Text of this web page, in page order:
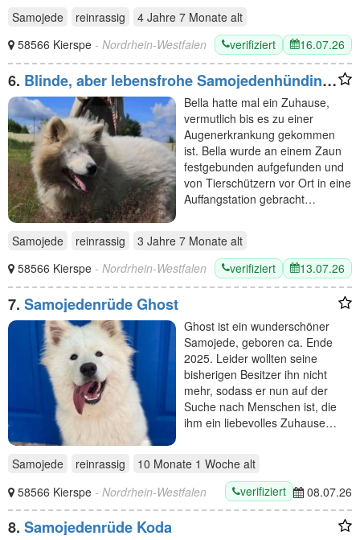
Samojede
reinrassig 4 Jahre 7 Monate alt
58566 Kierspe - Nordrhein-Westfalen verifiziert 16.07.26
6. Blinde, aber lebensfrohe Samojedenhündin
Bella
Bella hatte mal ein Zuhause,
vermutlich bis es zu einer
Augenerkrankung gekommen
ist. Bella wurde an einem Zaun
festgebunden aufgefunden und
von Tierschützern vor Ort in eine
Auffangstation gebracht…
Samojede reinrassig 3 Jahre 7 Monate alt
58566 Kierspe - Nordrhein-Westfalen verifiziert 13.07.26
7. Samojedenrüde Ghost
Ghost ist ein wunderschöner
Samojede, geboren ca. Ende
2025. Leider wollten seine
bisherigen Besitzer ihn nicht
mehr, sodass er nun auf der
Suche nach Menschen ist, die
ihm ein liebevolles Zuhause…
Samojede reinrassig 10 Monate 1 Woche alt
58566 Kierspe - Nordrhein-Westfalen verifiziert 08.07.26
8. Samojedenrüde Koda